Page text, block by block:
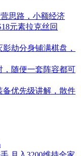
思路，小额经济
元素拉克丝回
劫分身铺满棋盘，
，随便一套阵容都可
备优先级讲解，散件